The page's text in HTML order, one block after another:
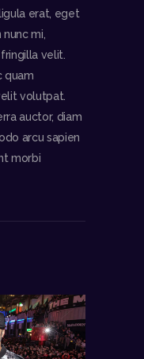
erat, eget
mi,
velit.
quam
volutpat.
auctor, diam
arcu sapien
morbi